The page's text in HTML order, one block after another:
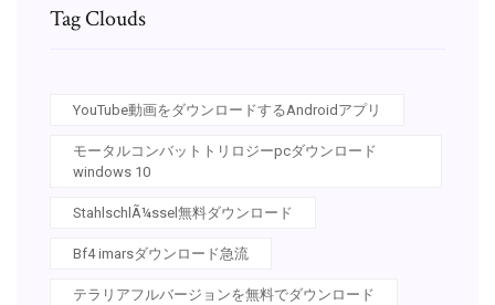
Tag Clouds
YouTube動画をダウンロードするAndroidアプリ
モータルコンバットトリロジーpcダウンロード
windows 10
StahlschlÃ¼ssel無料ダウンロード
Bf4 imarsダウンロード急流
テラリアフルバージョンを無料でダウンロード